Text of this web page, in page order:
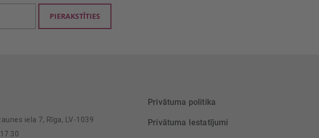
PIERAKSTĪTIES
iela 7, Rīga, LV-1039
Privātuma politika
Privātuma Iestatījumi